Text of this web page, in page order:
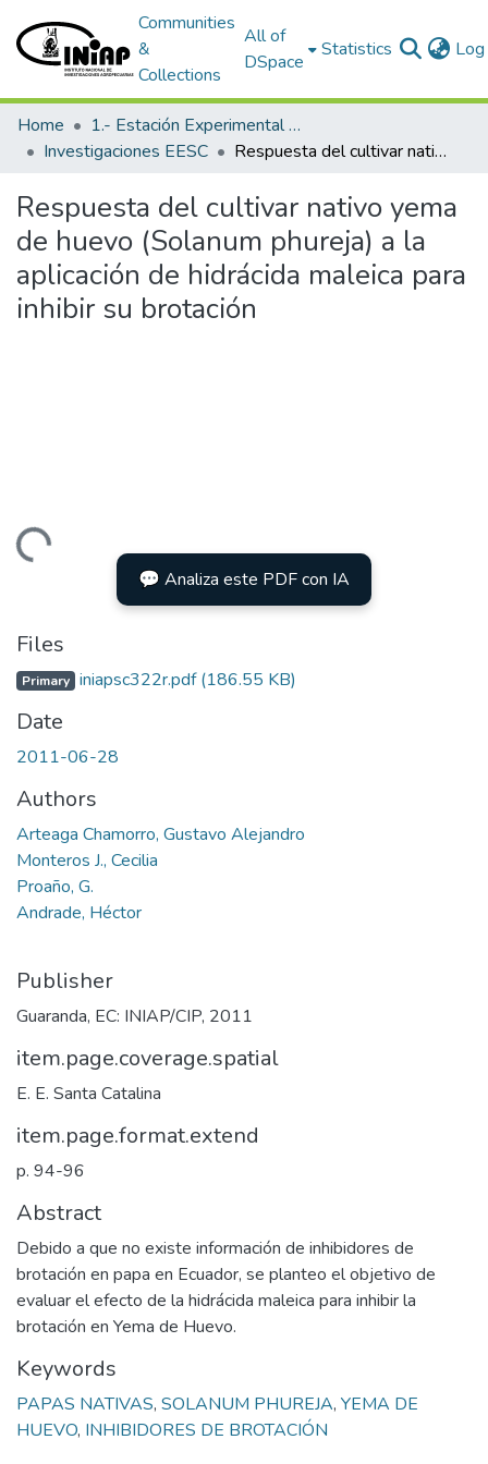
Communities
&
Collections
All of
DSpace
Statistics
Home
1.- Estación Experimental Santa Catalina
Investigaciones EESC
Respuesta del cultivar nativo yema de huevo (Solanum phureja) a la aplicación de hidrácida maleica para inhibir su brotación
Respuesta del cultivar nativo yema
de huevo (Solanum phureja) a la
aplicación de hidrácida maleica para
inhibir su brotación
Loading... 💬 Analiza este PDF con IA
Files
Primary iniapsc322r.pdf(186.55 KB)
Date
2011-06-28
Authors
Arteaga Chamorro, Gustavo Alejandro
Monteros J., Cecilia
Proaño, G.
Andrade, Héctor
Publisher
Guaranda, EC: INIAP/CIP, 2011
item.page.coverage.spatial
E. E. Santa Catalina
item.page.format.extend
p. 94-96
Abstract
Debido a que no existe información de inhibidores de
brotación en papa en Ecuador, se planteo el objetivo de
evaluar el efecto de la hidrácida maleica para inhibir la
brotación en Yema de Huevo.
Keywords
PAPAS NATIVAS, SOLANUM PHUREJA, YEMA DE
HUEVO, INHIBIDORES DE BROTACIÓN